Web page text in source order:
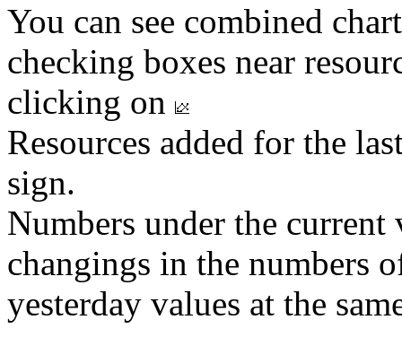
You can see combined
checking boxes near
clicking on
Resources added for the
sign.
Numbers under the
changings in the numbers
yesterday values at the